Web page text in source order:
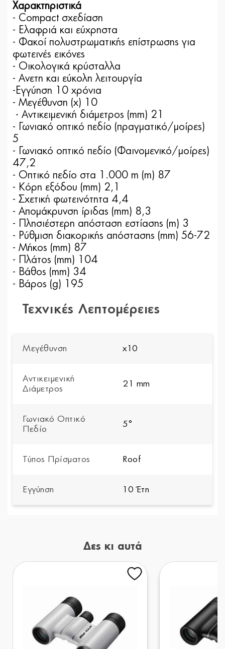
Χαρακτηριστικά
- Compact σχεδίαση
- Ελαφριά και εύχρηστα
- Φακοί πολυστρωματικής επίστρωσης για
φωτεινές εικόνες
- Οικολογικά κρύσταλλα
- Ανετη και εύκολη λειτουργία
-Εγγύηση 10 χρόνια
- Μεγέθυνση (x) 10
- Αντικειμενική διάμετρος (mm) 21
- Γωνιακό οπτικό πεδίο (πραγματικό/μοίρες)
5
- Γωνιακό οπτικό πεδίο (Φαινομενικό/μοίρες)
47,2
- Οπτικό πεδίο στα 1.000 m (m) 87
- Κόρη εξόδου (mm) 2,1
- Σχετική φωτεινότητα 4,4
- Απομάκρυνση ίριδας (mm) 8,3
- Πλησιέστερη απόσταση εστίασης (m) 3
- Ρύθμιση διακορικής απόστασης (mm) 56-72
- Μήκος (mm) 87
- Πλάτος (mm) 104
- Βάθος (mm) 34
- Βάρος (g) 195
Τεχνικές Λεπτομέρειες
Μεγέθυνση x10
Αντικειμενική
Διάμετρος
21 mm
Γωνιακό Οπτικό
Πεδίο
5°
Τύπος Πρίσματος Roof
Εγγύηση 10 Έτη
Δες κι αυτά